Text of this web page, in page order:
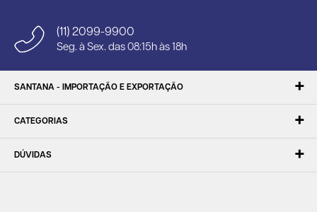
(11) 2099-9900
Seg. à Sex. das 08:15h às 18h
SANTANA - IMPORTAÇÃO E EXPORTAÇÃO
CATEGORIAS
DÚVIDAS